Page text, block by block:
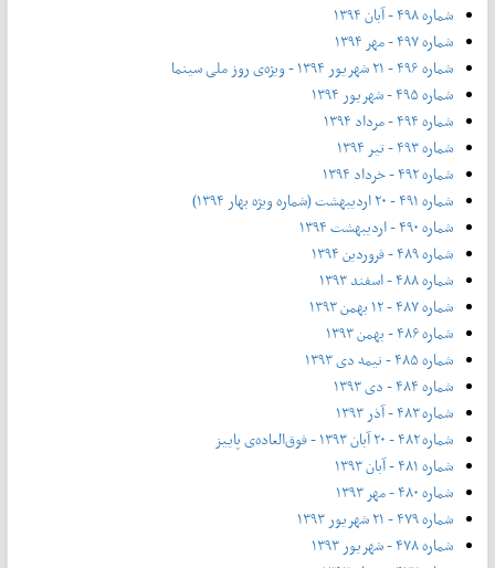
شماره ۴۹۸ - آبان ۱۳۹۴
شماره ۴۹۷ - مهر ۱۳۹۴
شماره ۴۹۶ - ۲۱ شهریور ۱۳۹۴ - ویژه‌ی روز ملی سینما
شماره ۴۹۵ - شهریور ۱۳۹۴
شماره ۴۹۴ - مرداد ۱۳۹۴
شماره ۴۹۳ - تیر ۱۳۹۴
شماره ۴۹۲ - خرداد ۱۳۹۴
شماره ۴۹۱ - ۲۰ اردیبهشت (شماره ویژه بهار ۱۳۹۴)
شماره ۴۹۰ - اردیبهشت ۱۳۹۴
شماره ۴۸۹ - فروردین ۱۳۹۴
شماره ۴۸۸ - اسفند ۱۳۹۳
شماره ۴۸۷ - ۱۲ بهمن ۱۳۹۳
شماره ۴۸۶ - بهمن ۱۳۹۳
شماره ۴۸۵ - نیمه دی ۱۳۹۳
شماره ۴۸۴ - دی ۱۳۹۳
شماره ۴۸۳ - آذر ۱۳۹۳
شماره ۴۸۲ - ۲۰ آبان ۱۳۹۳ - فوق‌العاده‌ی پاییز
شماره ۴۸۱ - آبان ۱۳۹۳
شماره ۴۸۰ - مهر ۱۳۹۳
شماره ۴۷۹ - ۲۱ شهریور ۱۳۹۳
شماره ۴۷۸ - شهریور ۱۳۹۳